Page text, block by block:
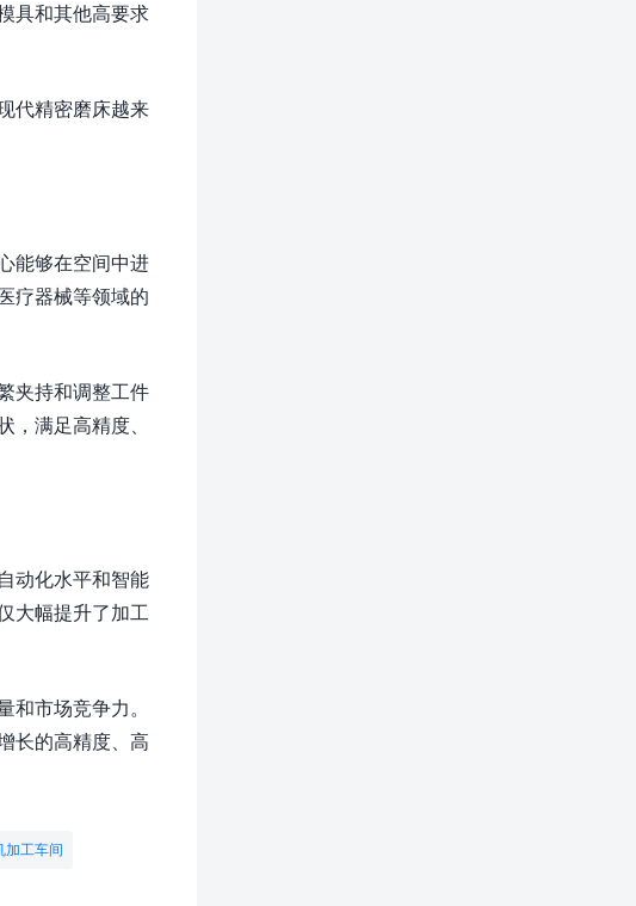
具和其他高要求
代精密磨床越来
能够在空间中进
疗器械等领域的
夹持和调整工件
满足高精度、
动化水平和智能
大幅提升了加工
市场竞争力。
长的高精度、高
加工车间